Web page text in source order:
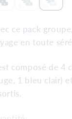
ce pack
en toute
composé de 4
1 bleu clair)